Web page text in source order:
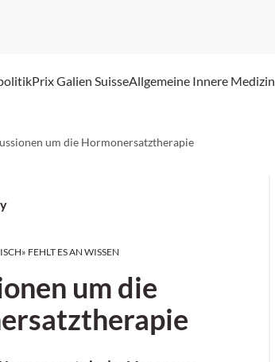
Prix Galien SuisseAllgemeine Innere Medizin
um die Hormonersatztherapie
FEHLT ES AN WISSEN
um die